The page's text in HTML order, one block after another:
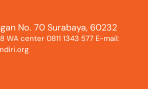
No. 70 Surabaya, 60232
WA center 0811 1343 577 E-mail: